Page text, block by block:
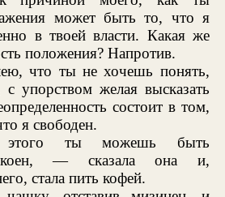
может быть то, что я
в твоей власти. Какая же
положения? Напротив.
что ты не хочешь понять,
упорством желая высказать
состоит в том,
я свободен.
ты можешь быть
— сказала она и,
стала пить кофей.